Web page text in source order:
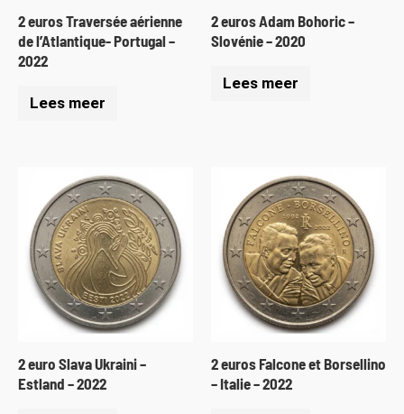
2 euros Traversée aérienne
de l’Atlantique- Portugal –
2022
Lees meer
2 euros Adam Bohoric –
Slovénie – 2020
Lees meer
2 euro Slava Ukraini –
Estland – 2022
2 euros Falcone et Borsellino
– Italie – 2022